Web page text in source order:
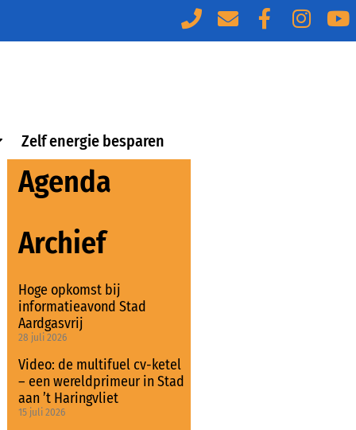
Zelf energie besparen
Agenda
Archief
Hoge opkomst bij
informatieavond Stad
Aardgasvrij
28 juli 2026
Video: de multifuel cv-ketel
– een wereldprimeur in Stad
aan ’t Haringvliet
15 juli 2026